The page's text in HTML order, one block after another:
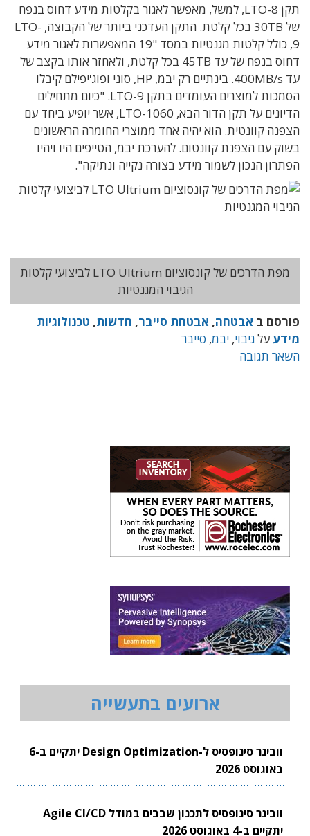
תקן LTO-8, למשל, מאפשר לאגור בקלטות מידע דחוס בנפח
של 30TB בכל קלטת. התקן העדכני ביותר של הקבוצה, LTO-
9, כולל קלטות מגנטיות במסד "19 המאפשרות לאגור מידע
דחוס בנפח של עד 45TB בכל קלטת, ולאחזר אותו בקצב של
עד 400MB/s. בינתיים רק יבמ, HP, סוני ופוג'יפילם קיבלו
הסמכות למוצרים העומדים בתקן LTO-9. "כיום מתחילים
הדיונים על תקן הדור הבא, LTO-1060, אשר יופיע ביחד עם
הצפנה קוונטית. הוא יהיה אחד ממוצרי החומרה הראשונים
בשוק עם הצפנת קוונטום. להערכת יבמ, הטייפים היו ויהיו
הפתרון הנכון לשמור מידע בצורה נקייה ונתיקה".
מפת הדרכים של קונסוציום LTO Ultrium לביצועי קלטות
הגיבוי המגנטיות
פורסם ב אבטחה, אבטחת סייבר, חדשות, טכנולוגיות
מידע עלגיבוי, יבמ, סייבר
השאר תגובה
ארועים בתעשייה
וובינר סינופסיס ל-Design Optimization יתקיים ב-6
באוגוסט 2026
וובינר סינופסיס לתכנון שבבים במודל Agile CI/CD
יתקיים ב-4 באוגוסט 2026